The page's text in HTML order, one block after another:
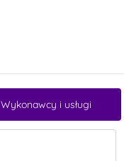
Wykonawcy i usługi